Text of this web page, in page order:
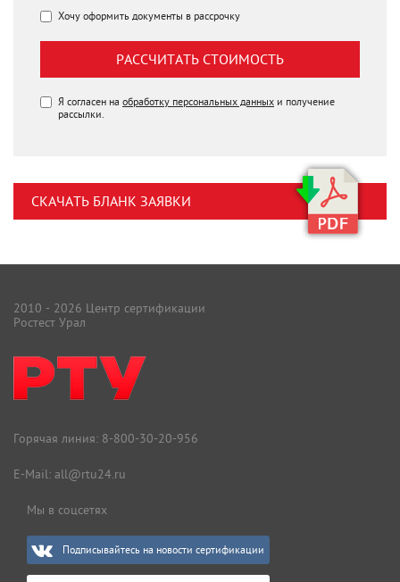
Хочу оформить документы в рассрочку
РАССЧИТАТЬ СТОИМОСТЬ
Я согласен на обработку персональных данных и получение
рассылки.
СКАЧАТЬ БЛАНК ЗАЯВКИ
2010 - 2026 Центр сертификации
Ростест Урал
Горячая линия: 8-800-30-20-956
E-Mail: all@rtu24.ru
Мы в соцсетях
Подписывайтесь на новости сертификации